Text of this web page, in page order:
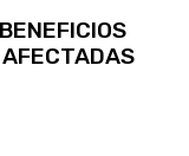
AFECTADAS